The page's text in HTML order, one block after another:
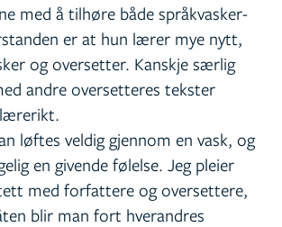
med å tilhøre både språkvasker-
er at hun lærer mye nytt,
og oversetter. Kanskje særlig
andre oversetteres tekster
løftes veldig gjennom en vask, og
en givende følelse. Jeg pleier
med forfattere og oversettere,
blir man fort hverandres